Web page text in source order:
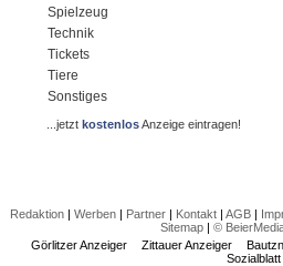
Spielzeug
Technik
Tickets
Tiere
Sonstiges
...jetztkostenlosAnzeige eintragen!
Redaktion| Werben| Partner| Kontakt| AGB|
Sitemap| ©
Görlitzer Anzeiger
Zittauer Anzeiger
Sozialblatt